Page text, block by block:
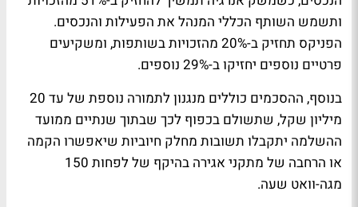
ותשמש השותף הכללי המנהל את הפעילות והנכסים.
הפניקס תחזיק ב-20% מהזכויות בשותפות, ומשקיעים
פרטיים נוספים יחזיקו ב-29% נוספים
.
בנוסף, ההסכמים כוללים מנגנון לתמורה נוספת של עד 20
מיליון שקל, שתשולם בכפוף לכך שבתוך שנתיים ממועד
ההשלמה יתקבלו תשובות מחלק חיוביות שיאפשרו הקמה
או הרחבה של מתקני אגירה בהיקף של לפחות 150
מגה-וואט שעה.